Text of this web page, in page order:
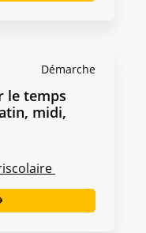
Démarche
le temps
midi,